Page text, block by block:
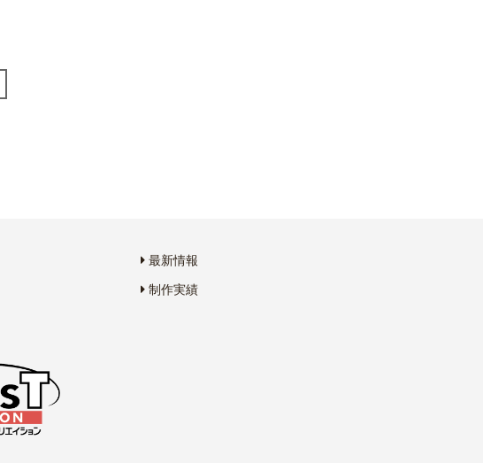
最新情報
制作実績